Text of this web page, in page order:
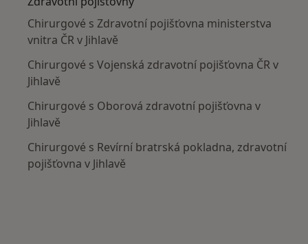
Chirurgové s Zdravotní pojišťovna ministerstva
vnitra ČR v Jihlavě
Chirurgové s Vojenská zdravotní pojišťovna ČR v
Jihlavě
Chirurgové s Oborová zdravotní pojišťovna v
Jihlavě
Chirurgové s Revírní bratrská pokladna, zdravotní
pojišťovna v Jihlavě